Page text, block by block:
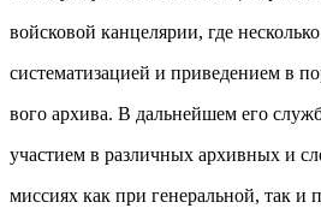
войсковой канцелярии, где
систематизацией и приведением в
вого архива. В дальнейшем его
участием в различных архивных и
миссиях как при генеральной, так и